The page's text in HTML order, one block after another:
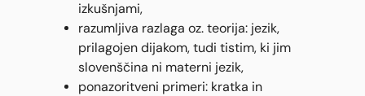
izkušnjami,
razumljiva razlaga oz. teorija: jezik,
prilagojen dijakom, tudi tistim, ki jim
slovenščina ni materni jezik,
ponazoritveni primeri: kratka in